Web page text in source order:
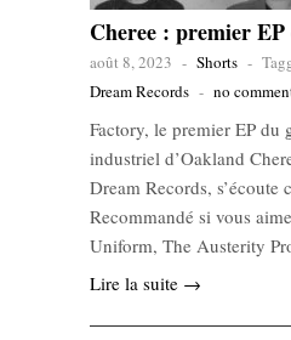
Cheree : premier EP
août 8, 2023 - Shorts -
Dream Records - no
Factory, le premier EP du
industriel d’Oakland
Dream Records, s’écoute
Recommandé si vous
Uniform, The Austerity
Lire la suite →